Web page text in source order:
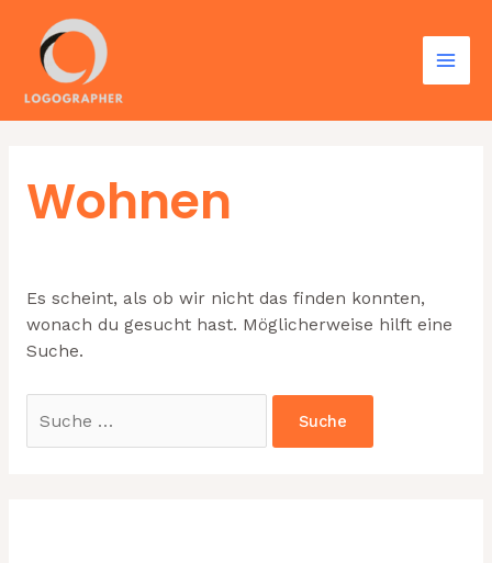
Inhalt
springen
Wohnen
Es scheint, als ob wir nicht das finden konnten,
wonach du gesucht hast. Möglicherweise hilft eine
Suche.
nach: